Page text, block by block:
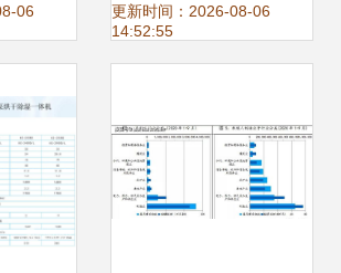
业务
06
何找到优质供应
更新时间：2026-08-06
14:52:55